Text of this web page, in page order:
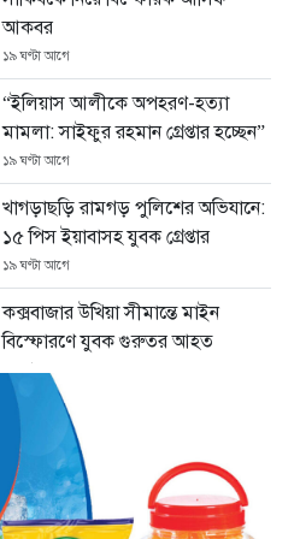
আকবর
১৯ ঘণ্টা আগে
“ইলিয়াস আলীকে অপহরণ-হত্যা
মামলা: সাইফুর রহমান গ্রেপ্তার হচ্ছেন”
১৯ ঘণ্টা আগে
খাগড়াছড়ি রামগড় পুলিশের অভিযানে:
১৫ পিস ইয়াবাসহ যুবক গ্রেপ্তার
১৯ ঘণ্টা আগে
কক্সবাজার উখিয়া সীমান্তে মাইন
বিস্ফোরণে যুবক গুরুতর আহত
জোরারগঞ্জ থানা পুলিশের বিশেষ
অভিযান কক্সবাজারের পুরনো মাদক
কারবারি গ্রেফতার
২০ ঘণ্টা আগে